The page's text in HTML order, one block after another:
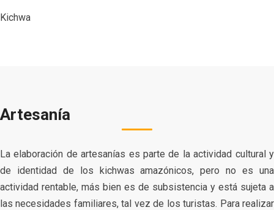
Kichwa
Artesanía
La elaboración de artesanías es parte de la actividad cultural y
de identidad de los kichwas amazónicos, pero no es una
actividad rentable, más bien es de subsistencia y está sujeta a
las necesidades familiares, tal vez de los turistas. Para realizar